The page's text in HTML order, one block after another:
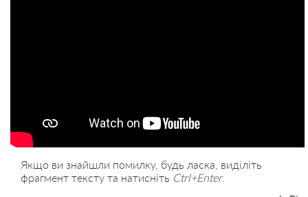
Якщо ви знайшли помилку, будь ласка, виділіть
фрагмент тексту та натисніть Ctrl+Enter.